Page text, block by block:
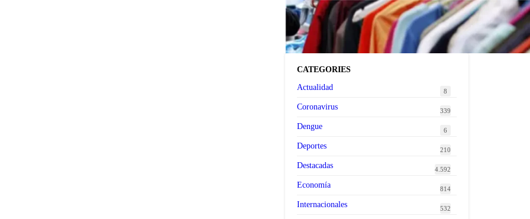
Las grandes marcas globales
se suman a la tendencia de la
ropa de segunda mano
premium
CATEGORIES
Actualidad
8
Coronavirus 339
Dengue 6
Deportes 210
Destacadas 4.592
Economía 814
Internacionales 532